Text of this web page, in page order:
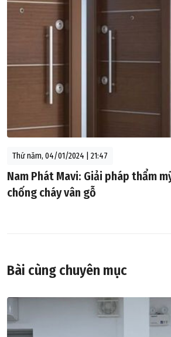
Thứ năm, 04/01/2024 | 21:47
Nam Phát Mavi: Giải pháp thẩm
chống cháy vân gỗ
Bài cùng chuyên mục